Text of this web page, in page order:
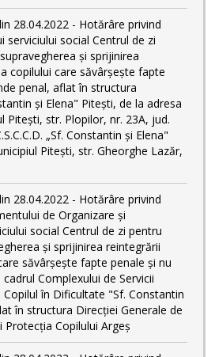
28.04.2022 - Hotărâre privind
serviciului social Centrul de zi
şi sprijinirea
copilului care săvârşeşte fapte
penal, aflat în structura
și Elena" Pitești, de la adresa
Pitești, str. Plopilor, nr. 23A, jud.
„Sf. Constantin și Elena"
Pitești, str. Gheorghe Lazăr,
28.04.2022 - Hotărâre privind
de Organizare și
social Centrul de zi pentru
şi sprijinirea reintegrării
săvârşeşte fapte penale şi nu
Complexului de Servicii
în Dificultate "Sf. Constantin
în structura Direcției Generale de
Protecția Copilului Argeș